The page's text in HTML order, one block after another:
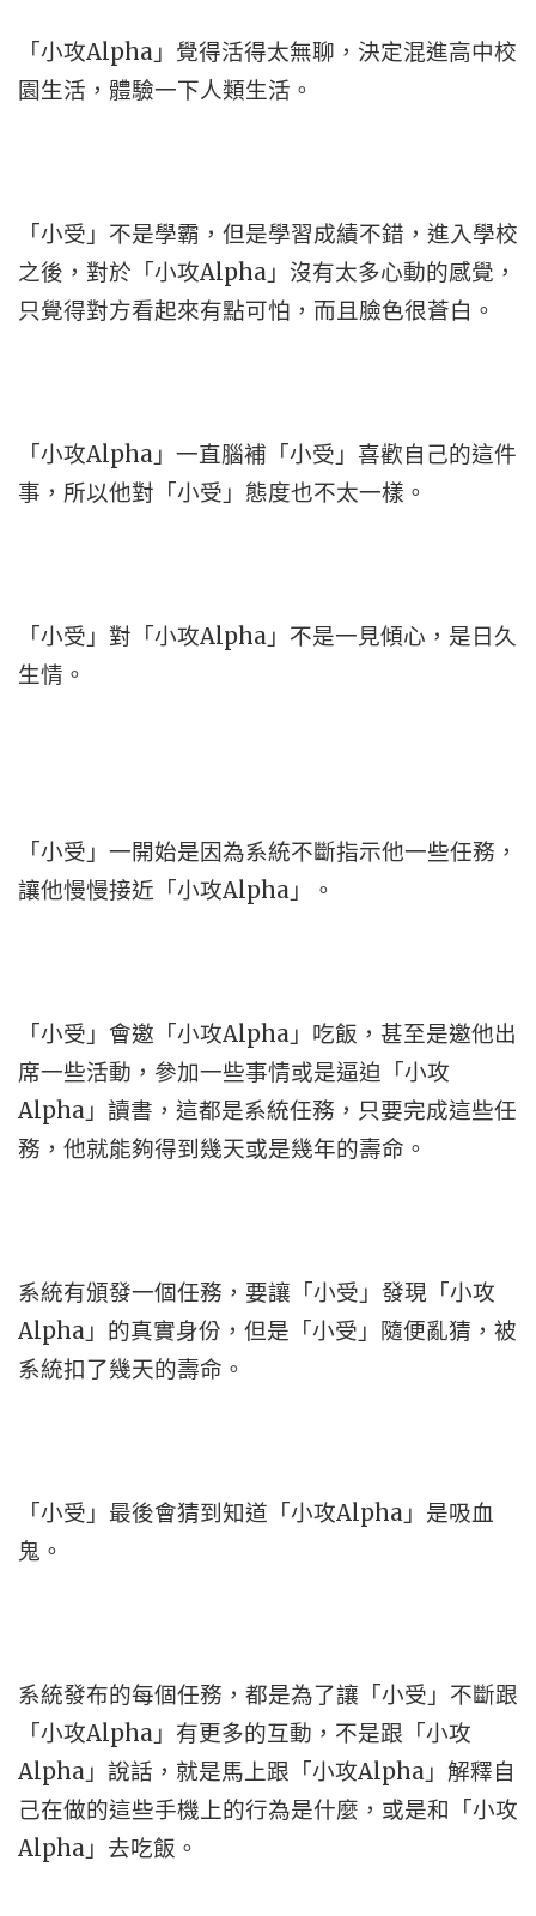
「小攻Alpha」覺得活得太無聊，決定混進高中校
園生活，體驗一下人類生活。
「小受」不是學霸，但是學習成績不錯，進入學校
之後，對於「小攻Alpha」沒有太多心動的感覺，
只覺得對方看起來有點可怕，而且臉色很蒼白。
「小攻Alpha」一直腦補「小受」喜歡自己的這件
事，所以他對「小受」態度也不太一樣。
「小受」對「小攻Alpha」不是一見傾心，是日久
生情。
「小受」一開始是因為系統不斷指示他一些任務，
讓他慢慢接近「小攻Alpha」。
「小受」會邀「小攻Alpha」吃飯，甚至是邀他出
席一些活動，參加一些事情或是逼迫「小攻
Alpha」讀書，這都是系統任務，只要完成這些任
務，他就能夠得到幾天或是幾年的壽命。
系統有頒發一個任務，要讓「小受」發現「小攻
Alpha」的真實身份，但是「小受」隨便亂猜，被
系統扣了幾天的壽命。
「小受」最後會猜到知道「小攻Alpha」是吸血
鬼。
系統發布的每個任務，都是為了讓「小受」不斷跟
「小攻Alpha」有更多的互動，不是跟「小攻
Alpha」說話，就是馬上跟「小攻Alpha」解釋自
己在做的這些手機上的行為是什麼，或是和「小攻
Alpha」去吃飯。